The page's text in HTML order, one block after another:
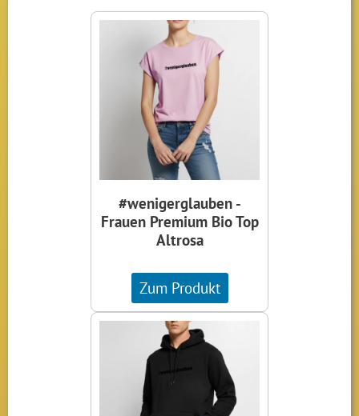
#wenigerglauben -
Frauen Premium Bio Top
Altrosa
Zum Produkt